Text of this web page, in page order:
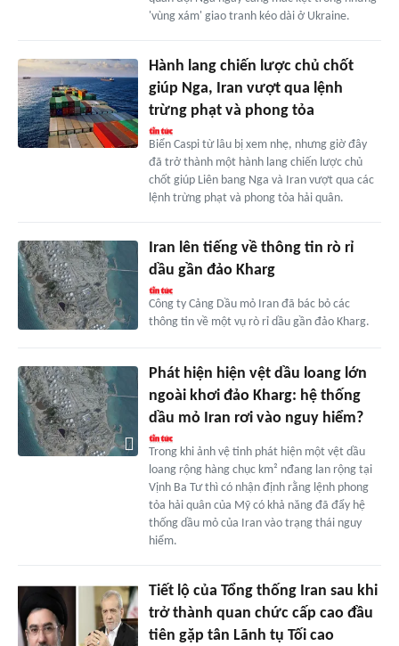
'vùng xám' giao tranh kéo dài ở Ukraine.
Hành lang chiến lược chủ chốt
giúp Nga, Iran vượt qua lệnh
trừng phạt và phong tỏa
Biển Caspi từ lâu bị xem nhẹ, nhưng giờ đây
đã trở thành một hành lang chiến lược chủ
chốt giúp Liên bang Nga và Iran vượt qua các
lệnh trừng phạt và phong tỏa hải quân.
Iran lên tiếng về thông tin rò rỉ
dầu gần đảo Kharg
Công ty Cảng Dầu mỏ Iran đã bác bỏ các
thông tin về một vụ rò rỉ dầu gần đảo Kharg.
Phát hiện hiện vệt dầu loang lớn
ngoài khơi đảo Kharg: hệ thống
dầu mỏ Iran rơi vào nguy hiểm?
Trong khi ảnh vệ tinh phát hiện một vệt dầu
loang rộng hàng chục km² nđang lan rộng tại
Vịnh Ba Tư thì có nhận định rằng lệnh phong
tỏa hải quân của Mỹ có khả năng đã đẩy hệ
thống dầu mỏ của Iran vào trạng thái nguy
hiểm.
Tiết lộ của Tổng thống Iran sau khi
trở thành quan chức cấp cao đầu
tiên gặp tân Lãnh tụ Tối cao